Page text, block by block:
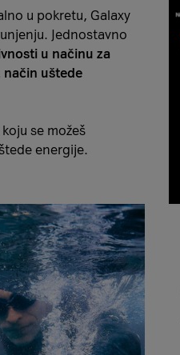
u pokretu, Galaxy
Jednostavno
u načinu za
uštede
se možeš
energije.